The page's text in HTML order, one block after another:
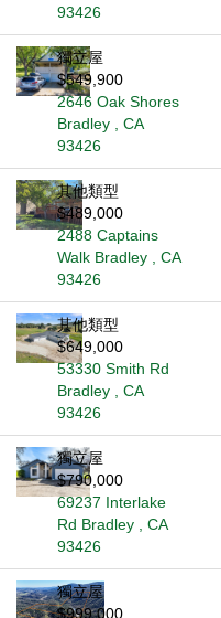
93426
獨立屋
$549,900
2646 Oak Shores
Bradley , CA
93426
其他類型
$489,000
2488 Captains
Walk Bradley , CA
93426
其他類型
$649,000
53330 Smith Rd
Bradley , CA
93426
獨立屋
$790,000
69237 Interlake
Rd Bradley , CA
93426
獨立屋
$999,000